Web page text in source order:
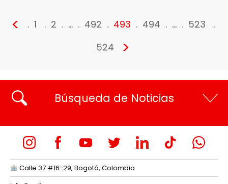
< 1 2 … 492 493 494 …
523
524
>
Búsqueda de Noticias
Calle 37 #16-29, Bogotá, Colombia